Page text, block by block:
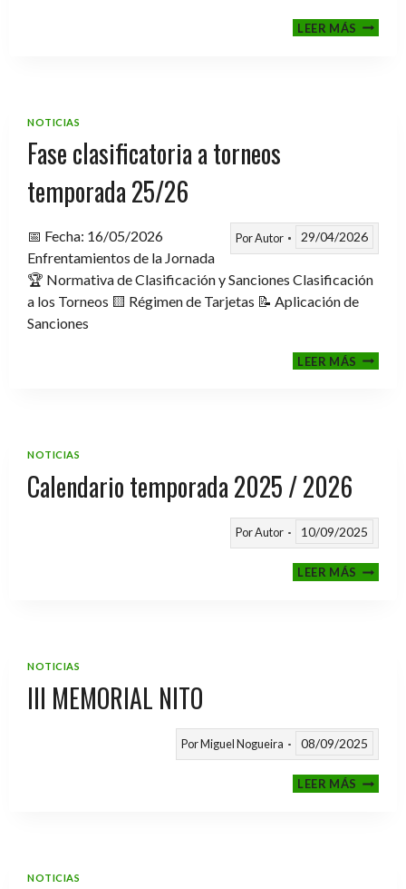
LEER MÁSCENA-
NOTICIAS
Fase clasificatoria a torneos
temporada 25/26
PorAutor 29/04/2026
📅 Fecha: 16/05/2026
Enfrentamientos de la Jornada
🏆 Normativa de Clasificación y Sanciones Clasificación
a los Torneos 🟨 Régimen de Tarjetas 📝 Aplicación de
Sanciones
LEER MÁSFASE
NOTICIAS
Calendario temporada 2025 / 2026
PorAutor 10/09/2025
LEER MÁS
NOTICIAS
III MEMORIAL NITO
PorMiguel Nogueira 08/09/2025
LEER MÁSIII
NOTICIAS